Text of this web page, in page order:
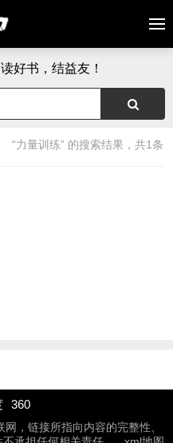
好书，结益友！
“力量训练” 的搜索结果，共1条
360
，链接所指向内容的完整性、